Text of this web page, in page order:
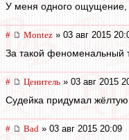
У меня одного ощущение,
# Montez » 03 авг 2015
За такой феноменальный
# Ценитель » 03 авг 2015
Судейка придумал жёлтую
# Bad » 03 авг 2015 20:09